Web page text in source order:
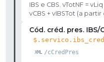
IBS e CBS. vTotNF =
vCBS + vIBSTot (a partir
Cód. créd. pres. IBS/
/cCredPres